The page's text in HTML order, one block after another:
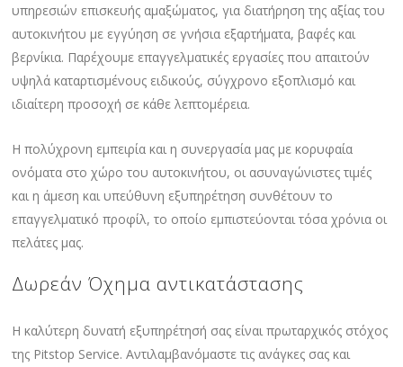
υπηρεσιών επισκευής αμαξώματος, για διατήρηση της αξίας του
αυτοκινήτου με εγγύηση σε γνήσια εξαρτήματα, βαφές και
βερνίκια. Παρέχουμε επαγγελματικές εργασίες που απαιτούν
υψηλά καταρτισμένους ειδικούς, σύγχρονο εξοπλισμό και
ιδιαίτερη προσοχή σε κάθε λεπτομέρεια.
Η πολύχρονη εμπειρία και η συνεργασία μας με κορυφαία
ονόματα στο χώρο του αυτοκινήτου, οι ασυναγώνιστες τιμές
και η άμεση και υπεύθυνη εξυπηρέτηση συνθέτουν το
επαγγελματικό προφίλ, το οποίο εμπιστεύονται τόσα χρόνια οι
πελάτες μας.
Δωρεάν Όχημα αντικατάστασης
Η καλύτερη δυνατή εξυπηρέτησή σας είναι πρωταρχικός στόχος
της Pitstop Service. Αντιλαμβανόμαστε τις ανάγκες σας και